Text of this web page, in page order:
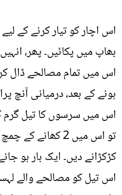
اس اچار کو تیار کرنے کے
بھاپ میں پکائیں۔ پھر،
اس میں تمام مصالحے ڈال
ہونے کے بعد، درمیانی آنچ
اس میں سرسوں کا تیل گرم
تو اس میں 2
کڑکڑانے دیں۔ ایک بار ہو
اس تیل کو مصالحے والے